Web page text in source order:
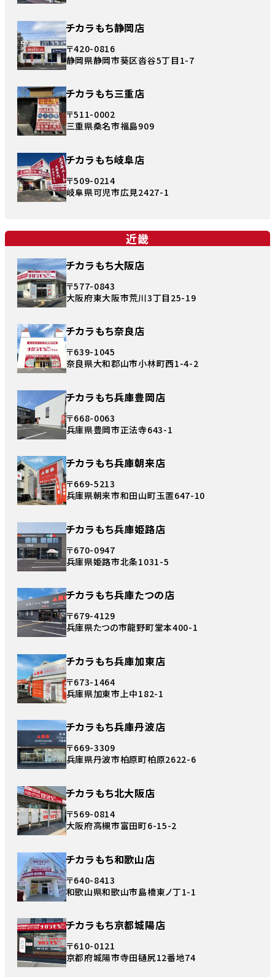
チカラもち静岡店
〒420-0816
静岡県静岡市葵区沓谷5丁目1-7
チカラもち三重店
〒511-0002
三重県桑名市福島909
チカラもち岐阜店
〒509-0214
岐阜県可児市広見2427-1
近畿
チカラもち大阪店
〒577-0843
大阪府東大阪市荒川3丁目25-19
チカラもち奈良店
〒639-1045
奈良県大和郡山市小林町西1-4-2
チカラもち兵庫豊岡店
〒668-0063
兵庫県豊岡市正法寺643-1
チカラもち兵庫朝来店
〒669-5213
兵庫県朝来市和田山町玉置647-10
チカラもち兵庫姫路店
〒670-0947
兵庫県姫路市北条1031-5
チカラもち兵庫たつの店
〒679-4129
兵庫県たつの市龍野町堂本400-1
チカラもち兵庫加東店
〒673-1464
兵庫県加東市上中182-1
チカラもち兵庫丹波店
〒669-3309
兵庫県丹波市柏原町柏原2622-6
チカラもち北大阪店
〒569-0814
大阪府高槻市富田町6-15-2
チカラもち和歌山店
〒640-8413
和歌山県和歌山市島橋東ノ丁1-1
チカラもち京都城陽店
〒610-0121
京都府城陽市寺田樋尻12番地74